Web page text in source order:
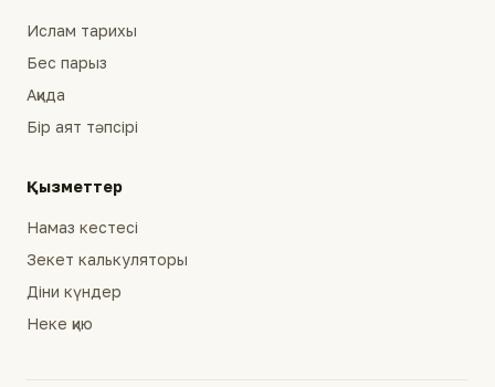
Ислам тарихы
Бес парыз
Ақида
Бір аят тәпсірі
Қызметтер
Намаз кестесі
Зекет калькуляторы
Діни күндер
Неке қию